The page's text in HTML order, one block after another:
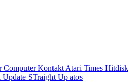
Computer Kontakt Atari Times Hitdisk
Update STraight Up atos